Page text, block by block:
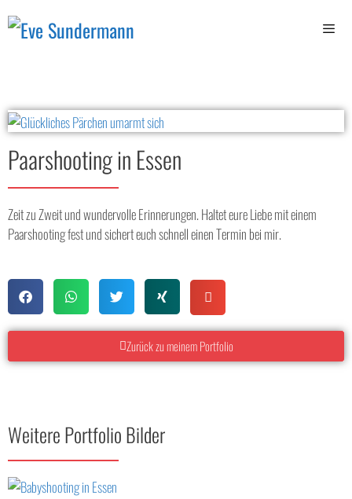
Paarshooting in Essen
Zeit zu Zweit und wundervolle Erinnerungen. Haltet eure Liebe mit einem
Paarshooting fest und sichert euch schnell einen Termin bei mir.
Zurück zu meinem Portfolio
Weitere Portfolio Bilder